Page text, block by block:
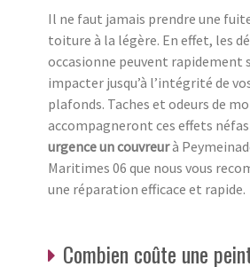
Il ne faut jamais prendre une
toiture à la légère. En effet, les
occasionne peuvent rapidement
impacter jusqu’à l’intégrité de
plafonds. Taches et odeurs de
accompagneront ces effets
urgence un couvreurà
Maritimes 06 que nous vous
une réparation efficace et rapide.
Combien coûte une